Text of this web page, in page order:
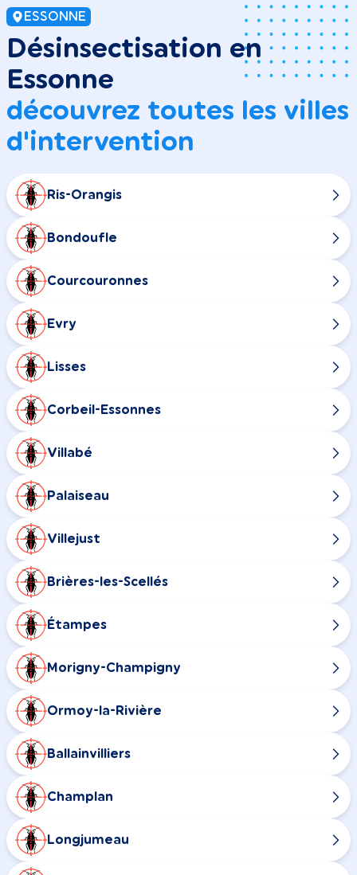
ESSONNE
Désinsectisation en
Essonne
découvrez toutes les villes
d'intervention
Ris-Orangis
Bondoufle
Courcouronnes
Evry
Lisses
Corbeil-Essonnes
Villabé
Palaiseau
Villejust
Brières-les-Scellés
Étampes
Morigny-Champigny
Ormoy-la-Rivière
Ballainvilliers
Champlan
Longjumeau